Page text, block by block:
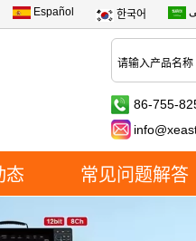
Español 한국어
86-755-
态 常见问题解答